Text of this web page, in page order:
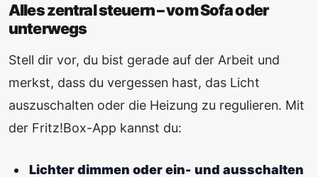
Alles zentral steuern – vom Sofa oder
unterwegs
Stell dir vor, du bist gerade auf der Arbeit und
merkst, dass du vergessen hast, das Licht
auszuschalten oder die Heizung zu regulieren. Mit
der Fritz!Box-App kannst du:
Lichter dimmen oder ein- und ausschalten